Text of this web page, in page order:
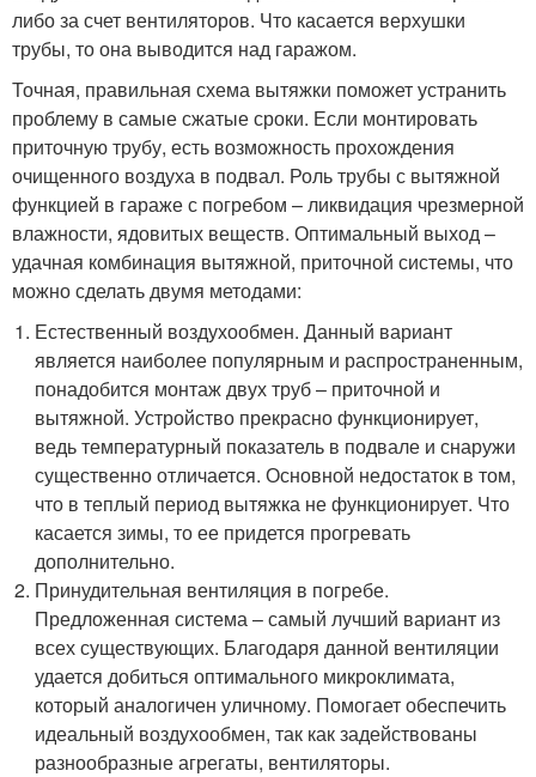
либо за счет вентиляторов. Что касается верхушки
трубы, то она выводится над гаражом.
Точная, правильная схема вытяжки поможет устранить
проблему в самые сжатые сроки. Если монтировать
приточную трубу, есть возможность прохождения
очищенного воздуха в подвал. Роль трубы с вытяжной
функцией в гараже с погребом – ликвидация чрезмерной
влажности, ядовитых веществ. Оптимальный выход –
удачная комбинация вытяжной, приточной системы, что
можно сделать двумя методами:
Естественный воздухообмен. Данный вариант
является наиболее популярным и распространенным,
понадобится монтаж двух труб – приточной и
вытяжной. Устройство прекрасно функционирует,
ведь температурный показатель в подвале и снаружи
существенно отличается. Основной недостаток в том,
что в теплый период вытяжка не функционирует. Что
касается зимы, то ее придется прогревать
дополнительно.
Принудительная вентиляция в погребе.
Предложенная система – самый лучший вариант из
всех существующих. Благодаря данной вентиляции
удается добиться оптимального микроклимата,
который аналогичен уличному. Помогает обеспечить
идеальный воздухообмен, так как задействованы
разнообразные агрегаты, вентиляторы.